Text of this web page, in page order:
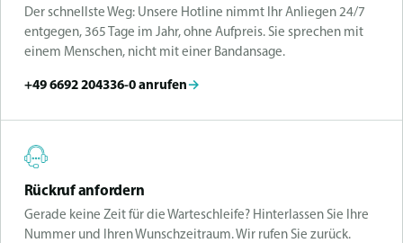
Der schnellste Weg: Unsere Hotline nimmt Ihr Anliegen 24/7
entgegen, 365 Tage im Jahr, ohne Aufpreis. Sie sprechen mit
einem Menschen, nicht mit einer Bandansage.
+49 6692 204336-0 anrufen→
Rückruf anfordern
Gerade keine Zeit für die Warteschleife? Hinterlassen Sie Ihre
Nummer und Ihren Wunschzeitraum. Wir rufen Sie zurück.